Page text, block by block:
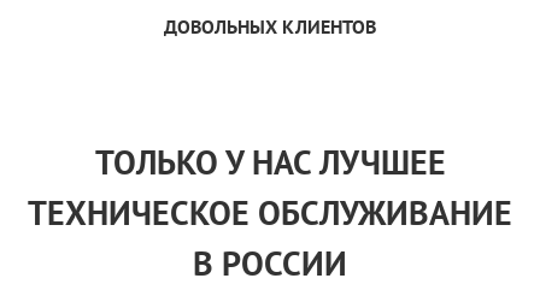
ДОВОЛЬНЫХ КЛИЕНТОВ
ТОЛЬКОУ НАСЛУЧШЕЕ
ТЕХНИЧЕСКОЕ ОБСЛУЖИВАНИЕ
В РОССИИ